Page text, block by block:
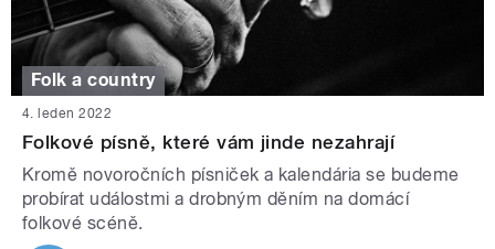
Folk a country
4. leden 2022
Folkové písně, které vám jinde nezahrají
Kromě novoročních písniček a kalendária se budeme
probírat událostmi a drobným děním na domácí
folkové scéně.